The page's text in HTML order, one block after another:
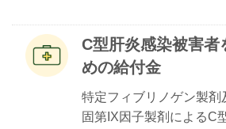
C型肝炎感染被害者
めの給付金
特定フィブリノゲン製剤
固第IX因子製剤によるC